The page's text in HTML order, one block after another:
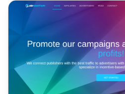
Programme d'affiliation